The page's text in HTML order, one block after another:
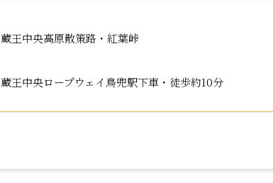
蔵王中央高原散策路・紅葉峠
蔵王中央ロープウェイ鳥兜駅下車・徒歩約10分